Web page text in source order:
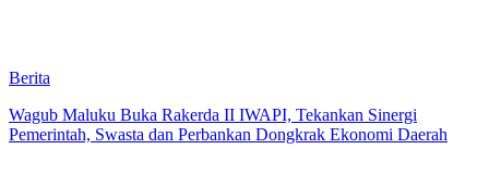
Berita
Wagub Maluku Buka Rakerda II IWAPI, Tekankan Sinergi
Pemerintah, Swasta dan Perbankan Dongkrak Ekonomi Daerah